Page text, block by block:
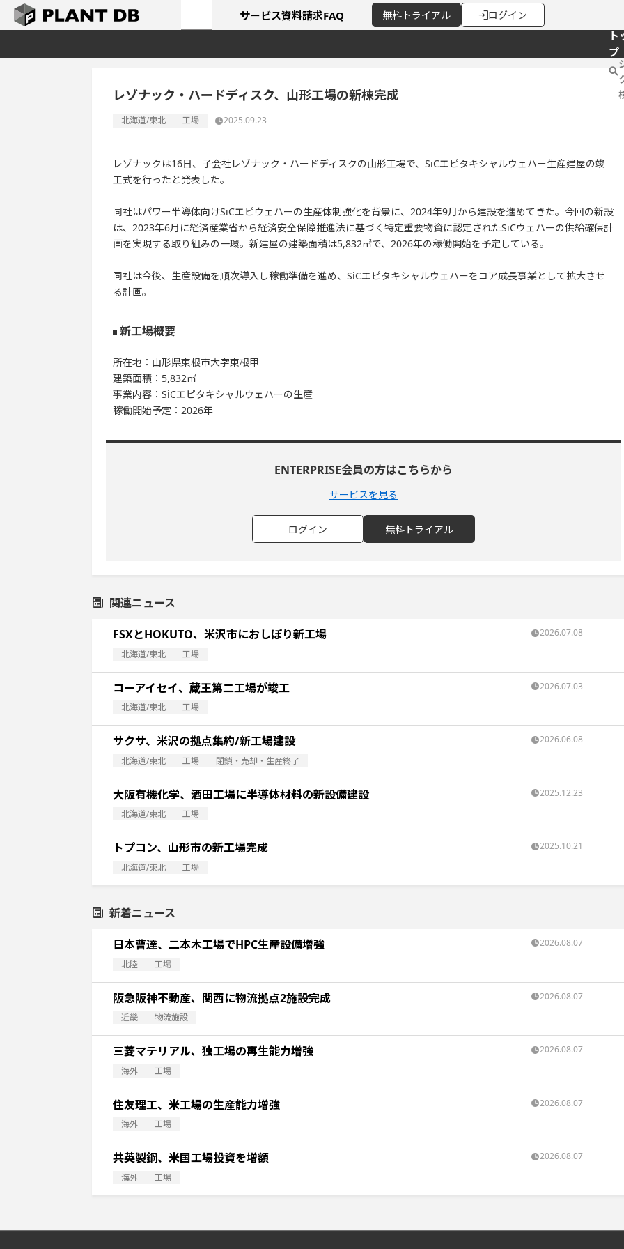
無料 トライアル ログイン
サービス資料請求FAQ
ト
プ
レゾナック・ハードディスク、山形工場の新棟完成
北海道/東北 工場 2025.09.23
レゾナックは16日、子会社レゾナック・ハードディスクの山形工場で、SiCエピタキシャルウェハー生産建屋の竣
工式を行ったと発表した。
同社はパワー半導体向けSiCエピウェハーの生産体制強化を背景に、2024年9月から建設を進めてきた。今回の新設
は、2023年6月に経済産業省から経済安全保障推進法に基づく特定重要物資に認定されたSiCウェハーの供給確保計
画を実現する取り組みの一環。新建屋の建築面積は5,832㎡で、2026年の稼働開始を予定している。
同社は今後、生産設備を順次導入し稼働準備を進め、SiCエピタキシャルウェハーをコア成長事業として拡大させ
る計画。
新工場概要
所在地：山形県東根市大字東根甲
建築面積：5,832㎡
事業内容：SiCエピタキシャルウェハーの生産
稼働開始予定：2026年
ENTERPRISE会員の方はこちらから
サービスを見る
ログイン 無料トライアル
関連ニュース
FSXとHOKUTO、米沢市におしぼり新工場
北海道/東北 工場
2026.07.08
コーアイセイ、蔵王第二工場が竣工
北海道/東北 工場
2026.07.03
サクサ、米沢の拠点集約/新工場建設
北海道/東北 工場 閉鎖・売却・生産終了
2026.06.08
大阪有機化学、酒田工場に半導体材料の新設備建設
北海道/東北 工場
2025.12.23
トプコン、山形市の新工場完成
北海道/東北 工場
2025.10.21
新着ニュース
日本曹達、二本木工場でHPC生産設備増強
北陸 工場
2026.08.07
阪急阪神不動産、関西に物流拠点2施設完成
近畿 物流施設
2026.08.07
三菱マテリアル、独工場の再生能力増強
海外 工場
2026.08.07
住友理工、米工場の生産能力増強
海外 工場
2026.08.07
共英製鋼、米国工場投資を増額
海外 工場
2026.08.07